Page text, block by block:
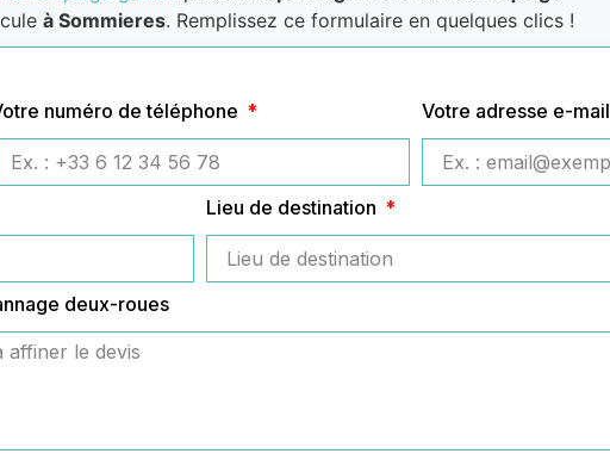
à Sommieres. Remplissez ce formulaire en quelques clics !
numéro de téléphone Votre adresse e-mail
Lieu de destination
deux-roues